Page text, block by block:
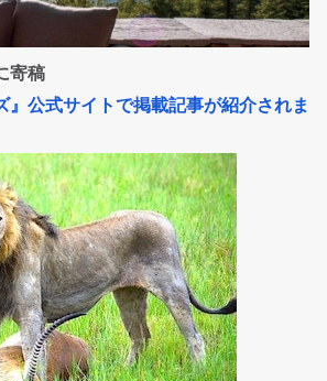
寄稿
』公式サイトで掲載記事が紹介されま